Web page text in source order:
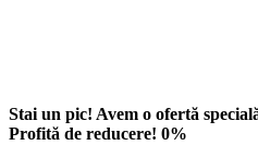
Stai un pic! Avem o ofertă
Profită de reducere! 0%